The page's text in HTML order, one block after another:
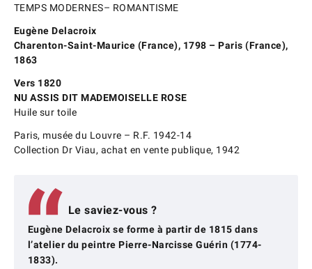
TEMPS MODERNES– ROMANTISME
Eugène Delacroix
Charenton-Saint-Maurice (France), 1798 – Paris (France),
1863
Vers 1820
NU ASSIS DIT MADEMOISELLE ROSE
Huile sur toile
Paris, musée du Louvre – R.F. 1942-14
Collection Dr Viau, achat en vente publique, 1942
Le saviez-vous ?
Eugène Delacroix se forme à partir de 1815 dans
l’atelier du peintre Pierre-Narcisse Guérin (1774-
1833).